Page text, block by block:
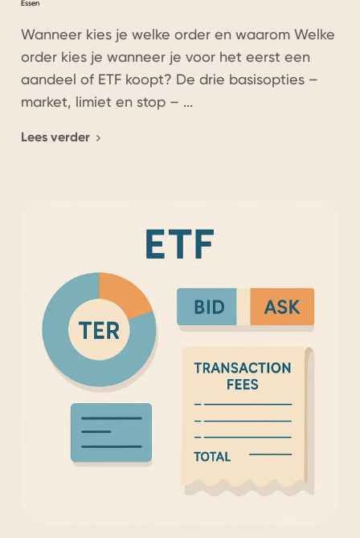
Wanneer kies je welke order en waarom Welke
order kies je wanneer je voor het eerst een
aandeel of ETF koopt? De drie basisopties –
market, limiet en stop – ...
Lees verder